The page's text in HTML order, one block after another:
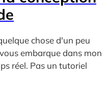
chose d'un peu
embarque dans mon
réel. Pas un tutoriel